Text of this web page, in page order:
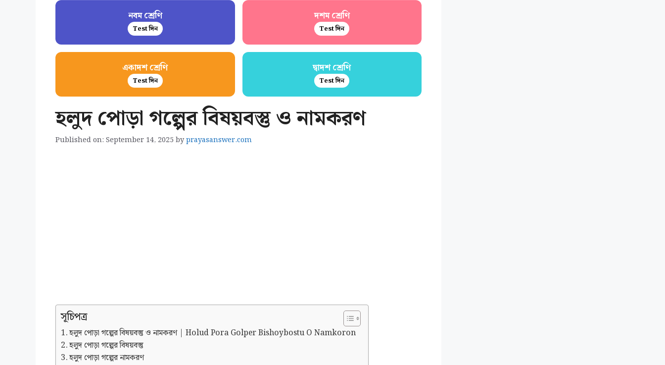
নবম শ্রেণি
Test দিন
দশম শ্রেণি
Test দিন
একাদশ শ্রেণি
Test দিন
দ্বাদশ শ্রেণি
Test দিন
হলুদ পোড়া গল্পের বিষয়বস্তু ও নামকরণ
Published on: September 14, 2025 byprayasanswer.com
সূচিপত্র
হলুদ পোড়া গল্পের বিষয়বস্তু ও নামকরণ | Holud Pora Golper Bishoybostu O Namkoron
হলুদ পোড়া গল্পের বিষয়বস্তু
হলুদ পোড়া গল্পের নামকরণ